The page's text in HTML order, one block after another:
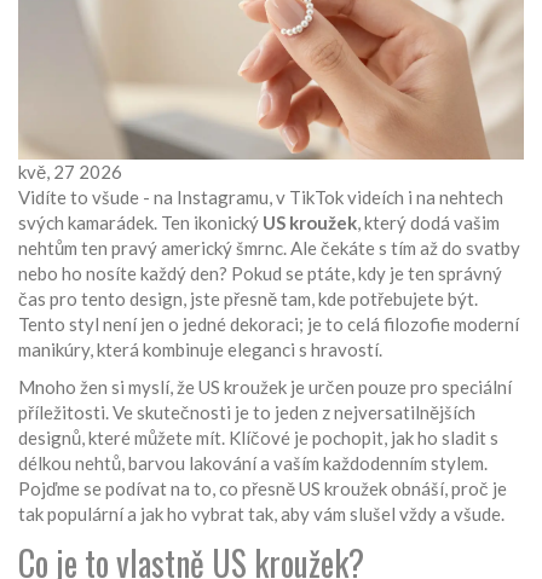
kvě, 27 2026
Vidíte to všude - na Instagramu, v TikTok videích i na nehtech
svých kamarádek. Ten ikonický US kroužek, který dodá vašim
nehtům ten pravý americký šmrnc. Ale čekáte s tím až do svatby
nebo ho nosíte každý den? Pokud se ptáte, kdy je ten správný
čas pro tento design, jste přesně tam, kde potřebujete být.
Tento styl není jen o jedné dekoraci; je to celá filozofie moderní
manikúry, která kombinuje eleganci s hravostí.
Mnoho žen si myslí, že US kroužek je určen pouze pro speciální
příležitosti. Ve skutečnosti je to jeden z nejversatilnějších
designů, které můžete mít. Klíčové je pochopit, jak ho sladit s
délkou nehtů, barvou lakování a vaším každodenním stylem.
Pojďme se podívat na to, co přesně US kroužek obnáší, proč je
tak populární a jak ho vybrat tak, aby vám slušel vždy a všude.
Co je to vlastně US kroužek?